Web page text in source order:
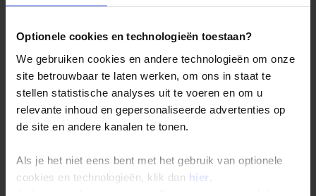
Optionele cookies en technologieën toestaan?
We gebruiken cookies en andere technologieën om onze
site betrouwbaar te laten werken, om ons in staat te
stellen statistische analyses uit te voeren en om u
relevante inhoud en gepersonaliseerde advertenties op
de site en andere kanalen te tonen.
Als je het niet eens bent met het gebruik van optionele
cookies en technologieën, klik dan hier
Bestemmingen
Duurzaam reizen
Reis- en annuleringsvoorwaarden
Veelgestelde vragen
Inloggen op mijn.Shoestring
Groepsreizen